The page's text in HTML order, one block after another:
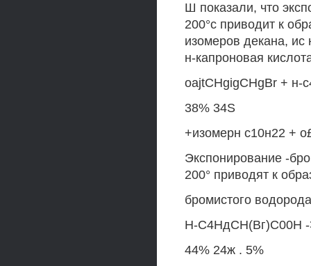
Ш показали, что
200°с приводит к
изомеров декана,
н-капроновая
oajtCHgigCHgBr + н-
38% 34S
+изомерн с10н22 +
Экспонирование -
200° приводят к
бромистого
Н-С4НдСН(Вг)С00Н
44% 24ж . 5%